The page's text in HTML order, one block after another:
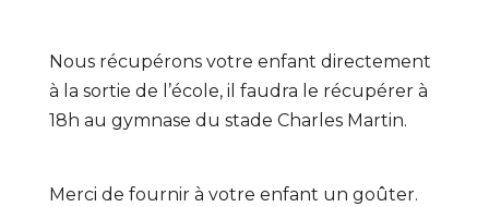
Nous récupérons votre enfant directement
à la sortie de l’école, il faudra le récupérer à
18h au gymnase du stade Charles Martin.
Merci de fournir à votre enfant un goûter.